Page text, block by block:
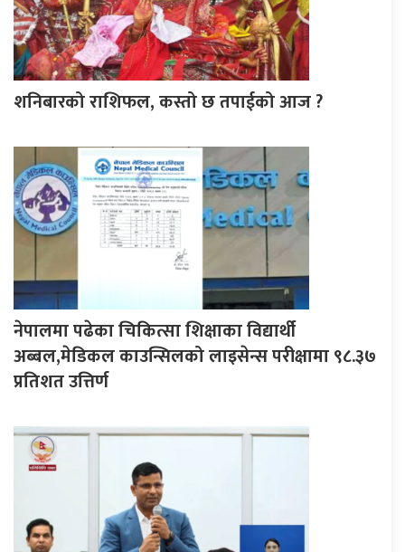
शनिबारको राशिफल, कस्तो छ तपाईको आज ?
नेपालमा पढेका चिकित्सा शिक्षाका विद्यार्थी
अब्बल,मेडिकल काउन्सिलको लाइसेन्स परीक्षामा ९८.३७
प्रतिशत उत्तिर्ण